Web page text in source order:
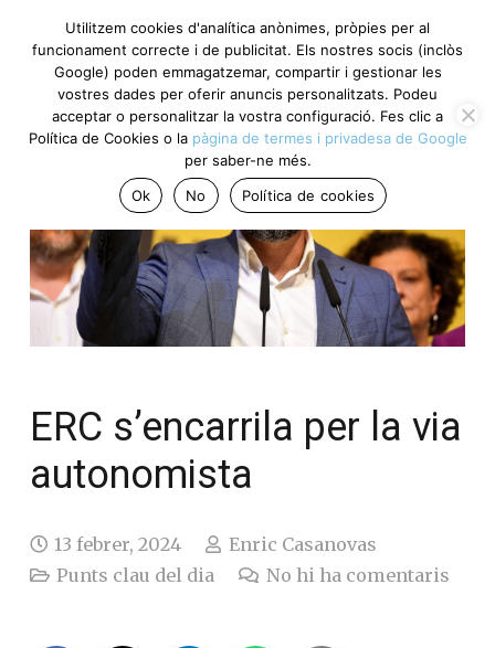
ERC s’encarrila per la via
autonomista
13 febrer, 2024
Enric Casanovas
Punts clau del dia
No hi ha comentaris
Utilitzem cookies d'analítica anònimes, pròpies per al
funcionament correcte i de publicitat. Els nostres socis (inclòs
Google) poden emmagatzemar, compartir i gestionar les
vostres dades per oferir anuncis personalitzats. Podeu
acceptar o personalitzar la vostra configuració. Fes clic a
Política de Cookies o la pàgina de termes i privadesa de Google
per saber-ne més.
Ok
No Política de cookies